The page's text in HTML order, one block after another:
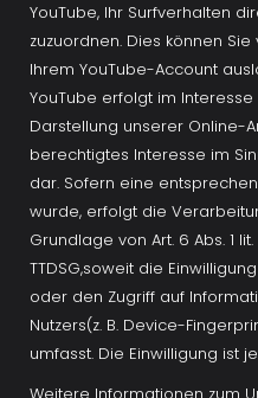
YouTube, Ihr Surfverhalten
zuzuordnen. Dies können
Ihrem YouTube-Account
YouTube erfolgt im
Darstellung unserer Online-
berechtigtes Interesse im
dar. Sofern eine
wurde, erfolgt die
Grundlage von Art. 6 Abs. 1
TTDSG,soweit die
oder den Zugriff auf
Nutzers(z. B. Device-
umfasst. Die Einwilligung ist